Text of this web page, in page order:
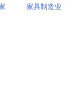
家具制造业